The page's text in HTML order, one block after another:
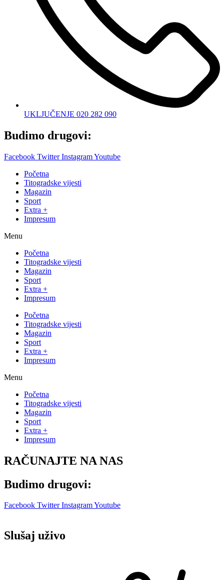
UKLJUČENJE 020 282 090
Budimo drugovi:
Facebook Twitter InstagramYoutube
Početna
Titogradske vijesti
Magazin
Sport
Extra +
Impresum
Menu
Početna
Titogradske vijesti
Magazin
Sport
Extra +
Impresum
Početna
Titogradske vijesti
Magazin
Sport
Extra +
Impresum
Menu
Početna
Titogradske vijesti
Magazin
Sport
Extra +
Impresum
RAČUNAJTE NA NAS
Budimo drugovi:
Facebook Twitter InstagramYoutube
Slušaj uživo